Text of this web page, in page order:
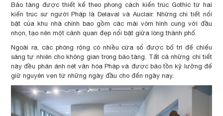
Bảo tàng được thiết kế theo phong cách kiến trúc Gothic từ hai
kiến trúc sư người Pháp là Delaval và Auclair. Những chi tiết nổi
bật của khu nhà chính bao gồm các mái vòm hình cung với đầu
nhọn, tạo nên một cảnh quan đẹp nổi bật giữa lòng thành phố.
Ngoài ra, các phòng rộng có nhiều cửa sổ được bố trí để chiếu
sáng tự nhiên cho không gian trong bảo tàng. Tất cả những chi tiết
này đều phản ánh nét văn hóa Pháp và được bảo tồn kỹ lưỡng để
giữ nguyên vẹn từ những ngày đầu cho đến ngày nay.